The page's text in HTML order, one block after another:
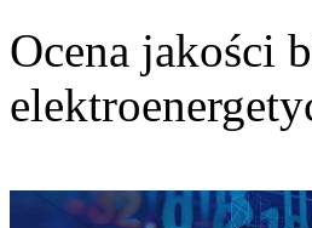
Ocena jakości